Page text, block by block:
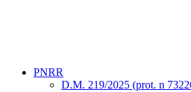
PNRR
D.M. 219/2025 (prot. n